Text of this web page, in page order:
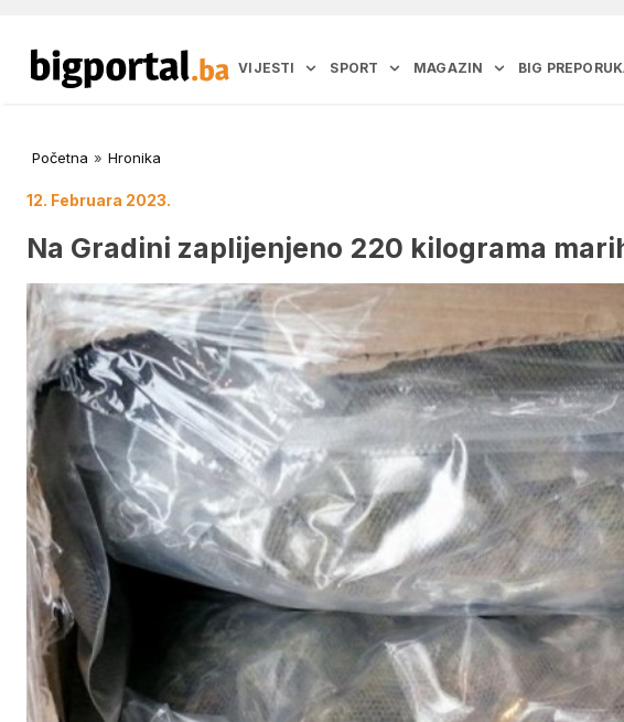
VIJESTI SPORT MAGAZIN BIG
Početna » Hronika
12. Februara 2023.
Na Gradini zaplijenjeno 220 kilograma